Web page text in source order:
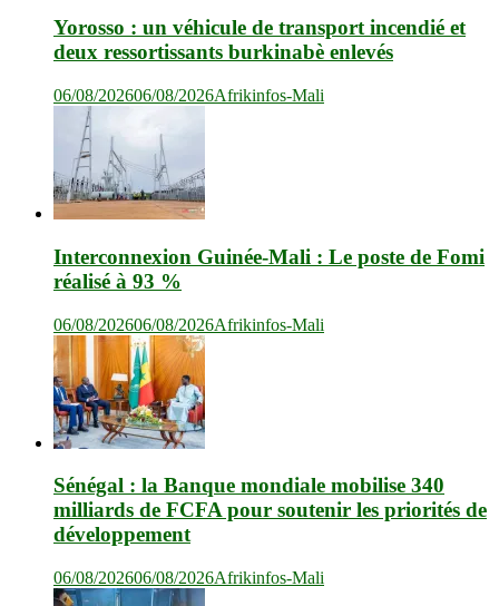
Yorosso : un véhicule de transport incendié et
deux ressortissants burkinabè enlevés
06/08/202606/08/2026Afrikinfos-Mali
Interconnexion Guinée-Mali : Le poste de Fomi
réalisé à 93 %
06/08/202606/08/2026Afrikinfos-Mali
Sénégal : la Banque mondiale mobilise 340
milliards de FCFA pour soutenir les priorités de
développement
06/08/202606/08/2026Afrikinfos-Mali